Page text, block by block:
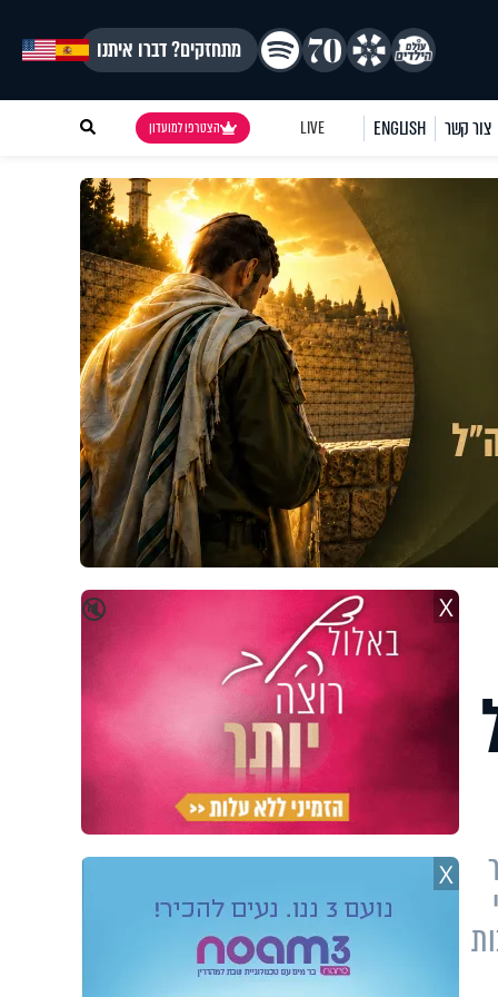
מתחזקים? דברו איתנו
צור קשר ENGLISH
LIVE הצטרפו למועדון
🔇 X
X